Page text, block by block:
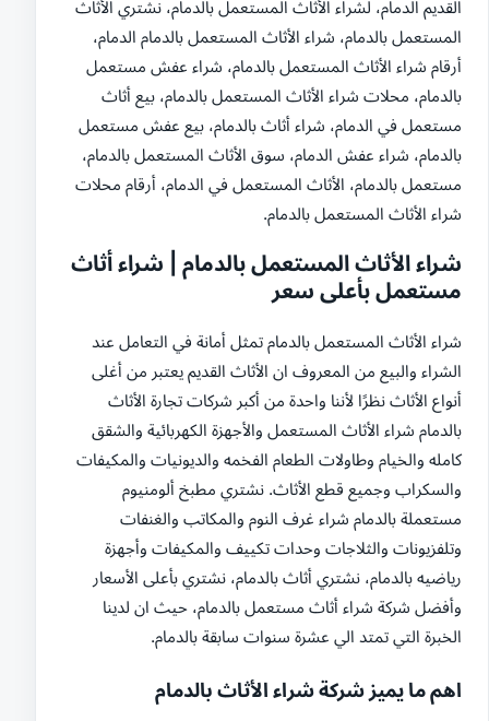
القديم الدمام، لشراء الأثاث المستعمل بالدمام، نشتري الأثاث
المستعمل بالدمام، شراء الأثاث المستعمل بالدمام الدمام،
أرقام شراء الأثاث المستعمل بالدمام، شراء عفش مستعمل
بالدمام، محلات شراء الأثاث المستعمل بالدمام، بيع أثاث
مستعمل في الدمام، شراء أثاث بالدمام، بيع عفش مستعمل
بالدمام، شراء عفش الدمام، سوق الأثاث المستعمل بالدمام،
مستعمل بالدمام، الأثاث المستعمل في الدمام، أرقام محلات
شراء الأثاث المستعمل بالدمام.
شراء الأثاث المستعمل بالدمام | شراء أثاث
مستعمل بأعلى سعر
شراء الأثاث المستعمل بالدمام تمثل أمانة في التعامل عند
الشراء والبيع من المعروف ان الأثاث القديم يعتبر من أغلى
أنواع الأثاث نظرًا لأننا واحدة من أكبر شركات تجارة الأثاث
بالدمام شراء الأثاث المستعمل والأجهزة الكهربائية والشقق
كامله والخيام وطاولات الطعام الفخمه والديونيات والمكيفات
والسكراب وجميع قطع الأثاث. نشتري مطبخ ألومنيوم
مستعملة بالدمام شراء غرف النوم والمكاتب والغنفات
وتلفزيونات والثلاجات وحدات تكييف والمكيفات وأجهزة
رياضيه بالدمام، نشتري أثاث بالدمام، نشتري بأعلى الأسعار
وأفضل شركة شراء أثاث مستعمل بالدمام، حيث ان لدينا
الخبرة التي تمتد الي عشرة سنوات سابقة بالدمام.
اهم ما يميز شركة شراء الأثاث بالدمام